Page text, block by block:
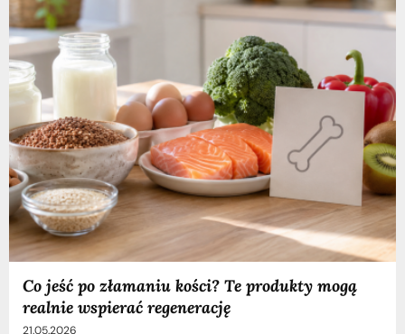
Co jeść po złamaniu kości? Te produkty mogą
realnie wspierać regenerację
21.05.2026